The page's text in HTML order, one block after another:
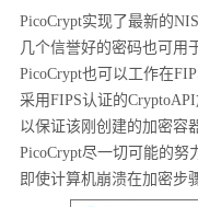
PicoCrypt实现了最新的
几个信誉好的密码也可用
PicoCrypt也可以工作在
采用FIPS认证的
以保证该刚创建的加密容
PicoCrypt尽一切可能的努
即使计算机崩溃在加密步